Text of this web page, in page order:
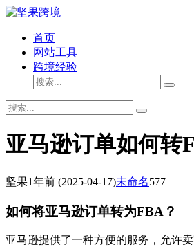
首页
网站工具
跨境经验
亚马逊订单如何转
坚果1年前 (2025-04-17)未命名577
如何将亚马逊订单转为FBA？
亚马逊提供了一种方便的服务，允许